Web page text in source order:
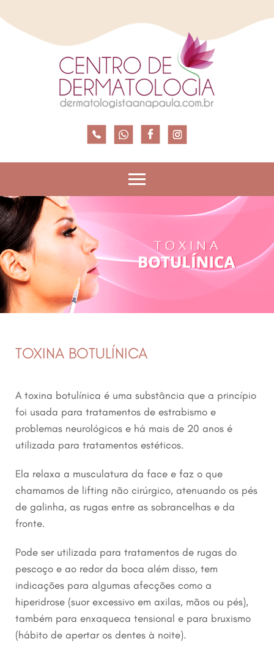
TOXINA BOTULÍNICA
A toxina botulínica é uma substância que a princípio
foi usada para tratamentos de estrabismo e
problemas neurológicos e há mais de 20 anos é
utilizada para tratamentos estéticos.
Ela relaxa a musculatura da face e faz o que
chamamos de lifting não cirúrgico, atenuando os pés
de galinha, as rugas entre as sobrancelhas e da
fronte.
Pode ser utilizada para tratamentos de rugas do
pescoço e ao redor da boca além disso, tem
indicações para algumas afecções como a
hiperidrose (suor excessivo em axilas, mãos ou pés),
também para enxaqueca tensional e para bruxismo
(hábito de apertar os dentes à noite).